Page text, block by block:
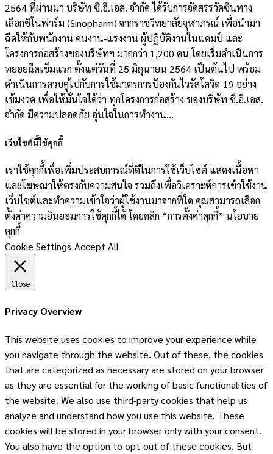
2564 ที่ผ่านมา บริษัท ซี.อี.เอส. จำกัด ได้รับการจัดสรรวัคซีนทาง
เลือกซิโนฟาร์ม (Sinopharm) จากราชวิทยาลัยจุฬาภรณ์ เพื่อนำมา
ฉีดให้กับพนักงาน คนงาน-แรงงาน ผู้ปฏิบัติงานในแคมป์ และ
โครงการก่อสร้างของบริษัทฯ มากกว่า 1,200 คน โดยเริ่มดำเนินการ
ทยอยฉีดเข็มแรก ตั้งแต่วันที่ 25 มิถุนายน 2564 เป็นต้นไป พร้อม
ดำเนินการควบคู่ไปกับการใช้มาตรการปัองกันไวรัสโควิด-19 อย่าง
เข้มงวด เพื่อให้มั่นใจได้ว่า ทุกโครงการก่อสร้าง ของบริษัท ซี.อี.เอส.
จำกัด มีความปลอดภัย อุ่นใจในการทำงาน...
เว็บไซต์นี้ใช้คุกกี้
เราใช้คุกกี้เพื่อเพิ่มประสบการณ์ที่ดีในการใช้เว็บไซต์ แสดงเนื้อหา
และโฆษณาให้ตรงกับความสนใจ รวมถึงเพื่อวิเคราะห์การเข้าใช้งาน
เว็บไซต์และทำความเข้าใจว่าผู้ใช้งานมาจากที่ใด คุณสามารถเลือก
ตั้งค่าความยินยอมการใช้คุกกี้ได้ โดยคลิก “การตั้งค่าคุกกี้” นโยบาย
คุกกี้
Cookie Settings Accept All
Close
Privacy Overview
This website uses cookies to improve your experience while
you navigate through the website. Out of these, the cookies
that are categorized as necessary are stored on your browser
as they are essential for the working of basic functionalities of
the website. We also use third-party cookies that help us
analyze and understand how you use this website. These
cookies will be stored in your browser only with your consent.
You also have the option to opt-out of these cookies. But